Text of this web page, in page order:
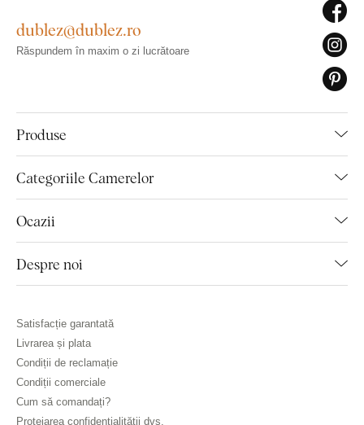
Produse
Categoriile Camerelor
Ocazii
Despre noi
dublez@dublez.ro
Răspundem în maxim o zi lucrătoare
Satisfacție garantată
Livrarea și plata
Condiții de reclamație
Condiții comerciale
Cum să comandați?
Protejarea confidențialității dvs.